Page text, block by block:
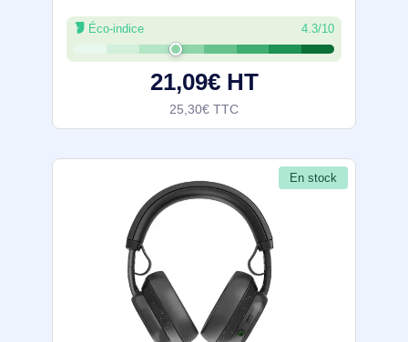
visio. Binaural avec haut-parleurs 40 mm,
il intègre une commande de volume
rotative sur l’oreillette et un micro perche
Éco-indice 4.3/10
21,09€ HT
25,30€ TTC
En stock